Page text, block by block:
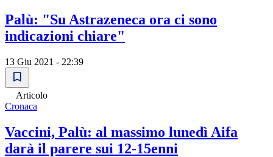
Palù: "Su Astrazeneca ora ci sono
indicazioni chiare"
13 Giu 2021 - 22:39
Articolo
Cronaca
Vaccini, Palù: al massimo lunedì Aifa
darà il parere sui 12-15enni